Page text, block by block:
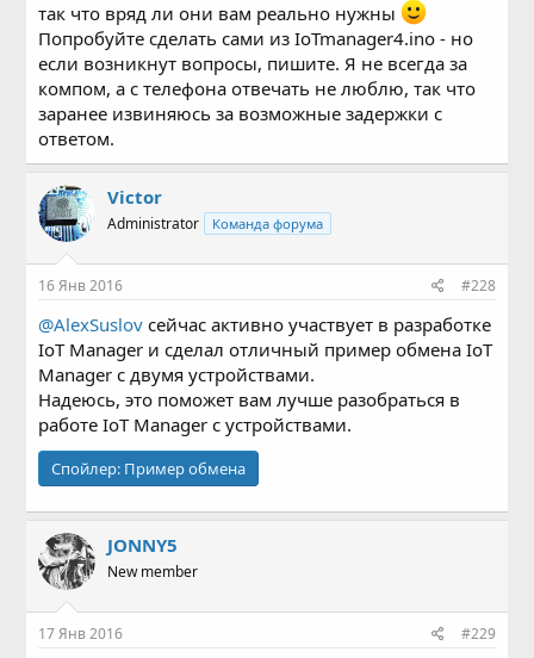
так что вряд ли они вам реально нужны
Попробуйте сделать сами из IoTmanager4.ino - но
если возникнут вопросы, пишите. Я не всегда за
компом, а с телефона отвечать не люблю, так что
заранее извиняюсь за возможные задержки с
ответом.
Victor
Administrator Команда форума
16 Янв 2016 #228
@AlexSuslov сейчас активно участвует в разработке
IoT Manager и сделал отличный пример обмена IoT
Manager c двумя устройствами.
Надеюсь, это поможет вам лучше разобраться в
работе IoT Manager с устройствами.
Спойлер: Пример обмена
JONNY5
New member
17 Янв 2016 #229